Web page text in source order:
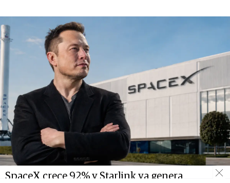
SpaceX crece 92% y Starlink ya genera